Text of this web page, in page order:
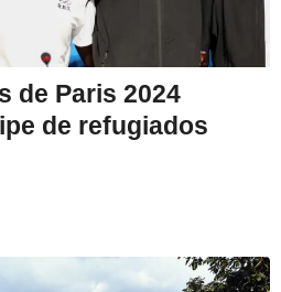
de Paris 2024
de refugiados